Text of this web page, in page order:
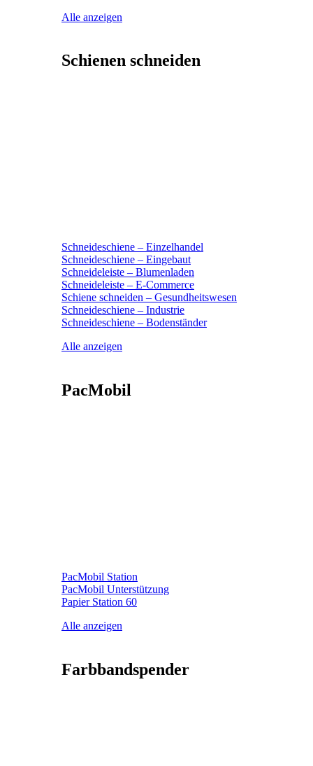
Alle anzeigen
Schienen schneiden
Schneideschiene – Einzelhandel
Schneideschiene – Eingebaut
Schneideleiste – Blumenladen
Schneideleiste – E-Commerce
Schiene schneiden – Gesundheitswesen
Schneideschiene – Industrie
Schneideschiene – Bodenständer
Alle anzeigen
PacMobil
PacMobil Station
PacMobil Unterstützung
Papier Station 60
Alle anzeigen
Farbbandspender